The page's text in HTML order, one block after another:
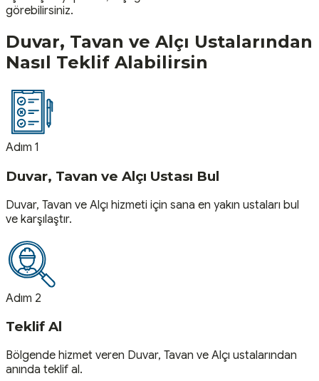
görebilirsiniz.
Duvar, Tavan ve Alçı Ustalarından
Nasıl Teklif Alabilirsin
Adım 1
Duvar, Tavan ve Alçı Ustası Bul
Duvar, Tavan ve Alçı hizmeti için sana en yakın ustaları bul
ve karşılaştır.
Adım 2
Teklif Al
Bölgende hizmet veren Duvar, Tavan ve Alçı ustalarından
anında teklif al.